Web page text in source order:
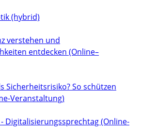
(hybrid)
verstehen und
entdecken (Online–
Sicherheitsrisiko? So schützen
Veranstaltung)
Digitalisierungssprechtag (Online-